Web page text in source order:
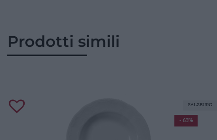
Prodotti simili
- 63%
SALZBURG